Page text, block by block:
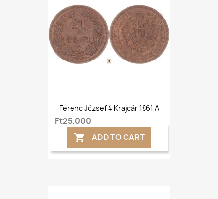
Ferenc József 4 Krajcár 1861 A
Ft25,000
 ADD TO CART